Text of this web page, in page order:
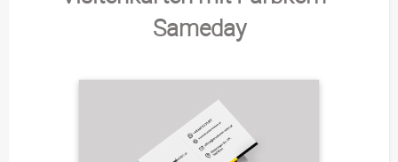
Sameday